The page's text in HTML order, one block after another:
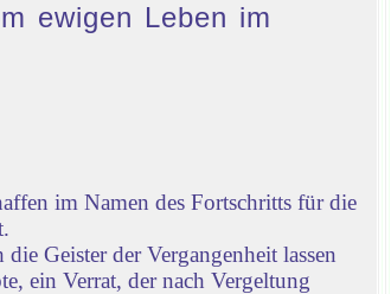
ewigen Leben im
im Namen des Fortschritts für die
Geister der Vergangenheit lassen
ein Verrat, der nach Vergeltung